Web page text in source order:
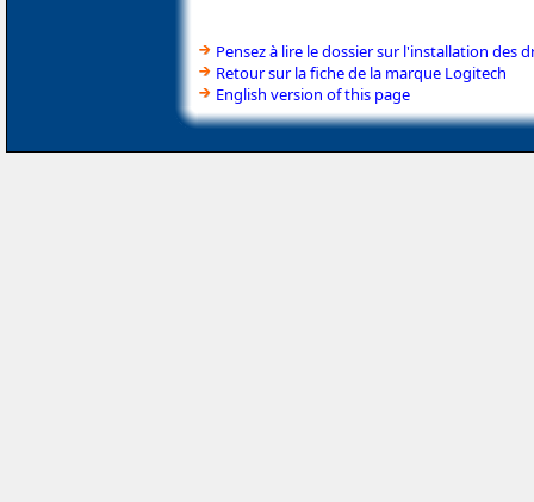
Pensez à lire le dossier sur l'installation des
Retour sur la fiche de la marque Logitech
English version of this page